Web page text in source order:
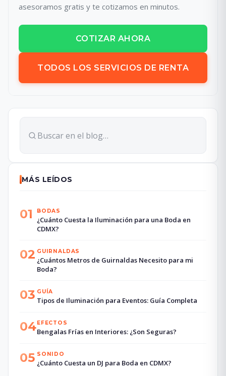
asesoramos gratis y te cotizamos en minutos.
COTIZAR AHORA
TODOS LOS SERVICIOS DE RENTA
MÁS LEÍDOS
01 BODAS
¿Cuánto Cuesta la Iluminación para una Boda en
CDMX?
02 GUIRNALDAS
¿Cuántos Metros de Guirnaldas Necesito para mi
Boda?
03 GUÍA
Tipos de Iluminación para Eventos: Guía Completa
04 EFECTOS
Bengalas Frías en Interiores: ¿Son Seguras?
05 SONIDO
¿Cuánto Cuesta un DJ para Boda en CDMX?